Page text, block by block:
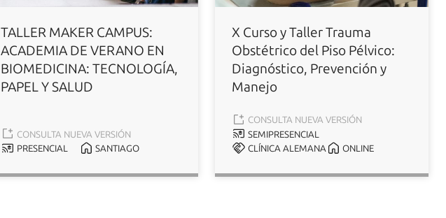
TALLER MAKER CAMPUS:
ACADEMIA DE VERANO EN
BIOMEDICINA: TECNOLOGÍA,
PAPEL Y SALUD
CONSULTA NUEVA VERSIÓN
PRESENCIAL
SANTIAGO
X Curso y Taller Trauma
Obstétrico del Piso Pélvico:
Diagnóstico, Prevención y
Manejo
CONSULTA NUEVA VERSIÓN
SEMIPRESENCIAL
CLÍNICA ALEMANA
ONLINE